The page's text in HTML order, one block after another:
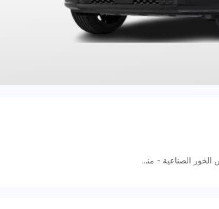
5998+RVM - near dubai mall - منطقة رأس الخور الصناعية - منطقة رأس الخور الصناعية - ٣ - دبي - الإمارات العربية المتحدة